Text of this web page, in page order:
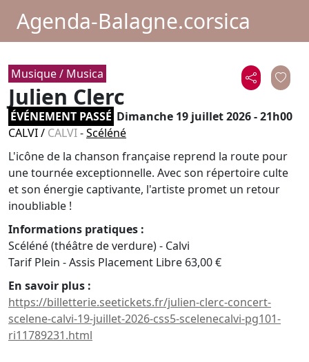
Agenda-Balagne.corsica
Musique / Musica
Julien Clerc
ÉVÉNEMENT PASSÉ Dimanche 19 juillet 2026 - 21h00
CALVI/ CALVI-Scéléné
L'icône de la chanson française reprend la route pour
une tournée exceptionnelle. Avec son répertoire culte
et son énergie captivante, l'artiste promet un retour
inoubliable !
Informations pratiques :
Scéléné (théâtre de verdure) - Calvi
Tarif Plein - Assis Placement Libre 63,00 €
En savoir plus :
https://billetterie.seetickets.fr/julien-clerc-concert-
scelene-calvi-19-juillet-2026-css5-scelenecalvi-pg101-
ri11789231.html